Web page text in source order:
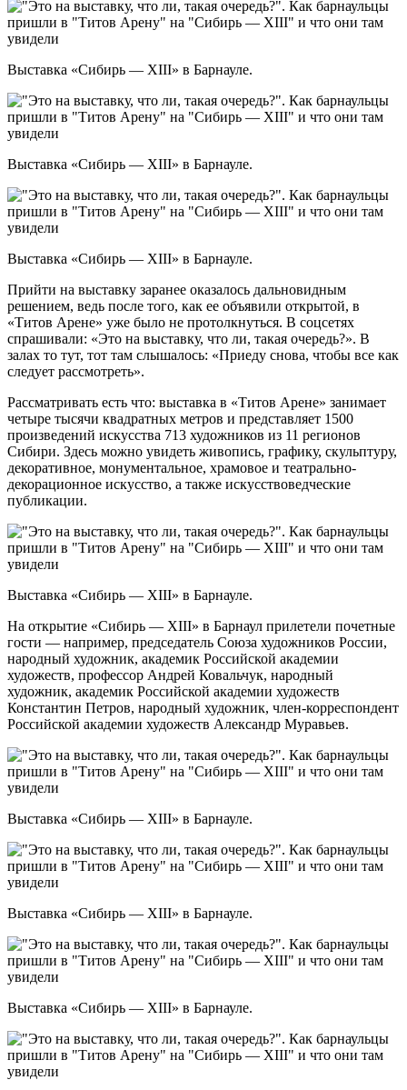
Выставка «Сибирь — XIII» в Барнауле.
Выставка «Сибирь — XIII» в Барнауле.
Выставка «Сибирь — XIII» в Барнауле.
Прийти на выставку заранее оказалось дальновидным
решением, ведь после того, как ее объявили открытой, в
«Титов Арене» уже было не протолкнуться. В соцсетях
спрашивали: «Это на выставку, что ли, такая очередь?». В
залах то тут, тот там слышалось: «Приеду снова, чтобы все как
следует рассмотреть».
Рассматривать есть что: выставка в «Титов Арене» занимает
четыре тысячи квадратных метров и представляет 1500
произведений искусства 713 художников из 11 регионов
Сибири. Здесь можно увидеть живопись, графику, скульптуру,
декоративное, монументальное, храмовое и театрально-
декорационное искусство, а также искусствоведческие
публикации.
Выставка «Сибирь — XIII» в Барнауле.
На открытие «Сибирь — XIII» в Барнаул прилетели почетные
гости — например, председатель Союза художников России,
народный художник, академик Российской академии
художеств, профессор Андрей Ковальчук, народный
художник, академик Российской академии художеств
Константин Петров, народный художник, член-корреспондент
Российской академии художеств Александр Муравьев.
Выставка «Сибирь — XIII» в Барнауле.
Выставка «Сибирь — XIII» в Барнауле.
Выставка «Сибирь — XIII» в Барнауле.